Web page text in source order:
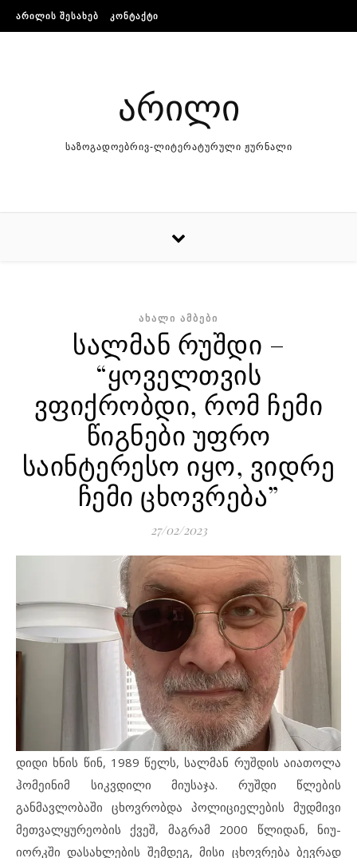
Skip to content
ᲐᲠᲘᲚᲘᲡ ᲨᲔᲡᲐᲮᲔᲑ ᲙᲝᲜᲢᲐᲥᲢᲘ
არილი
საზოგადოებრივ-ლიტერატურული ჟურნალი
ᲐᲮᲐᲚᲘ ᲐᲛᲑᲔᲑᲘ
სალმან რუშდი –
“ყოველთვის
ვფიქრობდი, რომ ჩემი
წიგნები უფრო
საინტერესო იყო, ვიდრე
ჩემი ცხოვრება”
27/02/2023
დიდი ხნის წინ, 1989 წელს, სალმან რუშდის აიათოლა
ჰომეინიმ სიკვდილი მიუსაჯა. რუშდი წლების
განმავლობაში ცხოვრობდა პოლიციელების მუდმივი
მეთვალყურეობის ქვეშ, მაგრამ 2000 წლიდან, ნიუ-
იორკში დასახლების შემდეგ, მისი ცხოვრება ბევრად